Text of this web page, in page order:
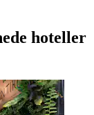
hoteller